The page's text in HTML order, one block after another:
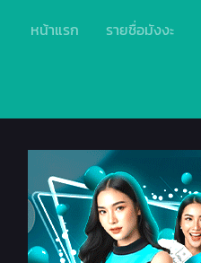
หน้าแรก รายชื่อมังงะ